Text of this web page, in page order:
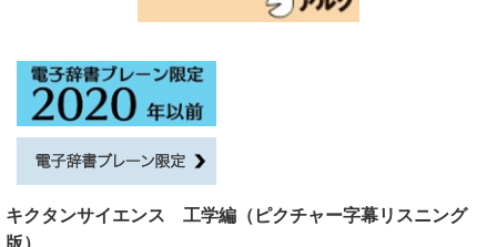
キクタンサイエンス 工学編（ピクチャー字幕リスニング
版）